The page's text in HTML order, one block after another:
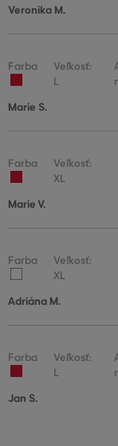
Veronika M.
Farba
Veľkosť:
L
Marie S.
Farba
Veľkosť:
XL
Marie V.
Farba
Veľkosť:
XL
Adriána M.
Farba
Veľkosť:
L
Jan S.